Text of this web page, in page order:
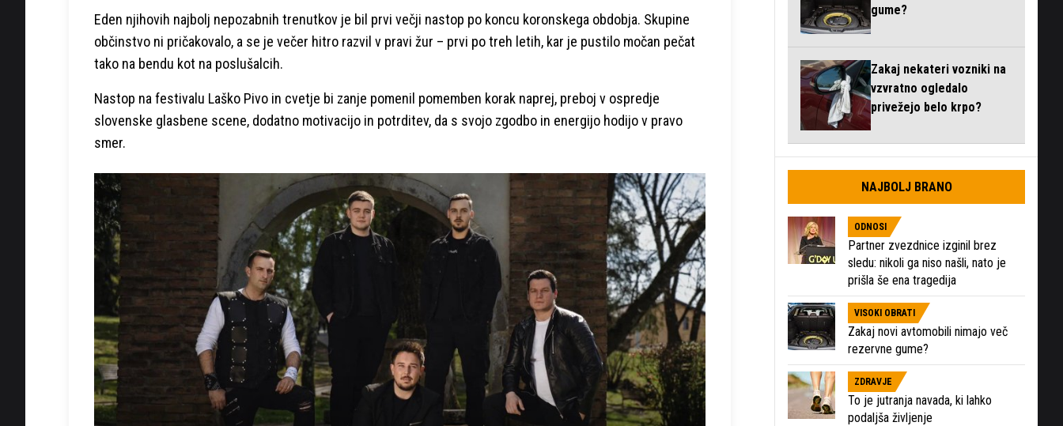
Eden njihovih najbolj nepozabnih trenutkov je bil prvi večji nastop po koncu koronskega obdobja. Skupine
občinstvo ni pričakovalo, a se je večer hitro razvil v pravi žur – prvi po treh letih, kar je pustilo močan pečat
tako na bendu kot na poslušalcih.
Nastop na festivalu Laško Pivo in cvetje bi zanje pomenil pomemben korak naprej, preboj v ospredje
slovenske glasbene scene, dodatno motivacijo in potrditev, da s svojo zgodbo in energijo hodijo v pravo
smer.
gume?
Zakaj nekateri vozniki na
vzvratno ogledalo
privežejo belo krpo?
NAJBOLJ BRANO
ODNOSI
Partner zvezdnice izginil brez
sledu: nikoli ga niso našli, nato je
prišla še ena tragedija
VISOKI OBRATI
Zakaj novi avtomobili nimajo več
rezervne gume?
ZDRAVJE
To je jutranja navada, ki lahko
podaljša življenje